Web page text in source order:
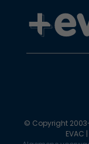
© Copyright 2003-
EVAC